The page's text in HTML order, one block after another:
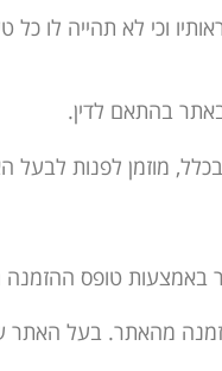
וכי לא תהייה